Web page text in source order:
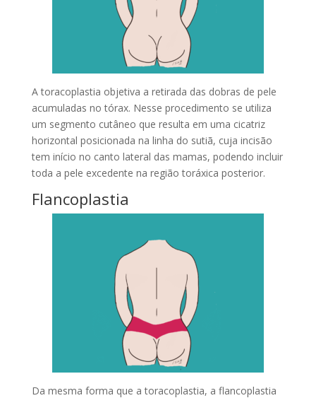
A toracoplastia objetiva a retirada das dobras de pele
acumuladas no tórax. Nesse procedimento se utiliza
um segmento cutâneo que resulta em uma cicatriz
horizontal posicionada na linha do sutiã, cuja incisão
tem início no canto lateral das mamas, podendo incluir
toda a pele excedente na região toráxica posterior.
Flancoplastia
Da mesma forma que a toracoplastia, a flancoplastia